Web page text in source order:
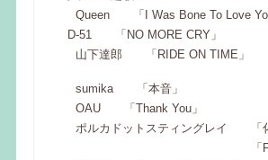
Queen 「I Was Bone To Love
D-51 「NO MORE CRY」
山下達郎 「RIDE ON TIME」
sumika 「本音」
OAU 「Thank You」
ポルカドットスティングレイ 「化
「